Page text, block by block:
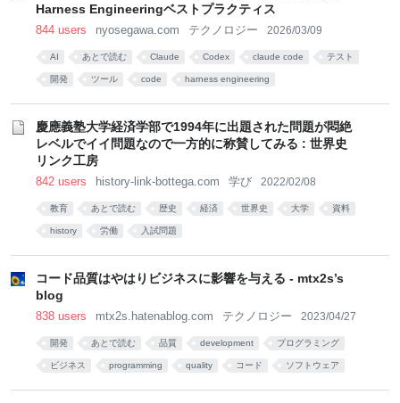
Harness Engineeringベストプラクティス
844 users nyosegawa.com テクノロジー 2026/03/09
AI あとで読む Claude Codex claude code テスト
開発 ツール code harness engineering
慶應義塾大学経済学部で1994年に出題された問題が悶絶
レベルでイイ問題なので一方的に称賛してみる : 世界史
リンク工房
842 users history-link-bottega.com 学び 2022/02/08
教育 あとで読む 歴史 経済 世界史 大学 資料
history 労働 入試問題
コード品質はやはりビジネスに影響を与える - mtx2s’s
blog
838 users mtx2s.hatenablog.com テクノロジー 2023/04/27
開発 あとで読む 品質 development プログラミング
ビジネス programming quality コード ソフトウェア